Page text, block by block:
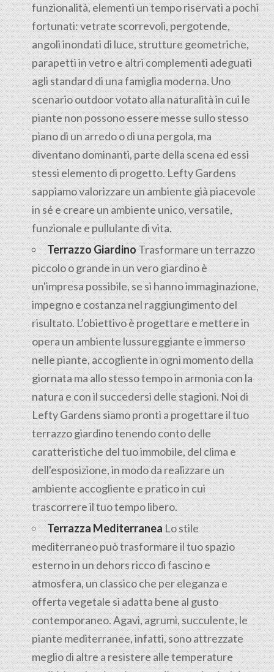
funzionalità, elementi un tempo riservati a pochi
fortunati: vetrate scorrevoli, pergotende,
angoli inondati di luce, strutture geometriche,
parapetti in vetro e altri complementi adeguati
agli standard di una famiglia moderna. Uno
scenario outdoor votato alla naturalità in cui le
piante non possono essere messe sullo stesso
piano di un arredo o di una pergola, ma
diventano dominanti, parte della scena ed essi
stessi elemento di progetto. Lefty Gardens
sappiamo valorizzare un ambiente già piacevole
in sé e creare un ambiente unico, versatile,
funzionale e pullulante di vita.
Terrazzo GiardinoTrasformare un terrazzo
piccolo o grande in un vero giardino è
un'impresa possibile, se si hanno immaginazione,
impegno e costanza nel raggiungimento del
risultato. L’obiettivo è progettare e mettere in
opera un ambiente lussureggiante e immerso
nelle piante, accogliente in ogni momento della
giornata ma allo stesso tempo in armonia con la
natura e con il succedersi delle stagioni. Noi di
Lefty Gardens siamo pronti a progettare il tuo
terrazzo giardino tenendo conto delle
caratteristiche del tuo immobile, del clima e
dell'esposizione, in modo da realizzare un
ambiente accogliente e pratico in cui
trascorrere il tuo tempo libero.
Terrazza MediterraneaLo stile
mediterraneo può trasformare il tuo spazio
esterno in un dehors ricco di fascino e
atmosfera, un classico che per eleganza e
offerta vegetale si adatta bene al gusto
contemporaneo. Agavi, agrumi, succulente, le
piante mediterranee, infatti, sono attrezzate
meglio di altre a resistere alle temperature